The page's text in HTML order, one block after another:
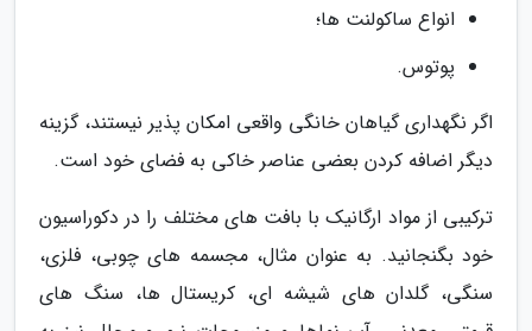
انواع ساکولنت ها؛
پوتوس.
اگر نگهداری گیاهان خانگی واقعی امکان پذیر نیستند، گزینه
دیگر اضافه کردن بعضی عناصر خاکی به فضای خود است.
ترکیبی از مواد ارگانیک با بافت های مختلف را در دکوراسیون
خود بگنجانید. به عنوان مثال، مجسمه های چوبی، فلزی،
سنگی، گلدان های شیشه ای، کریستال ها، سنگ های